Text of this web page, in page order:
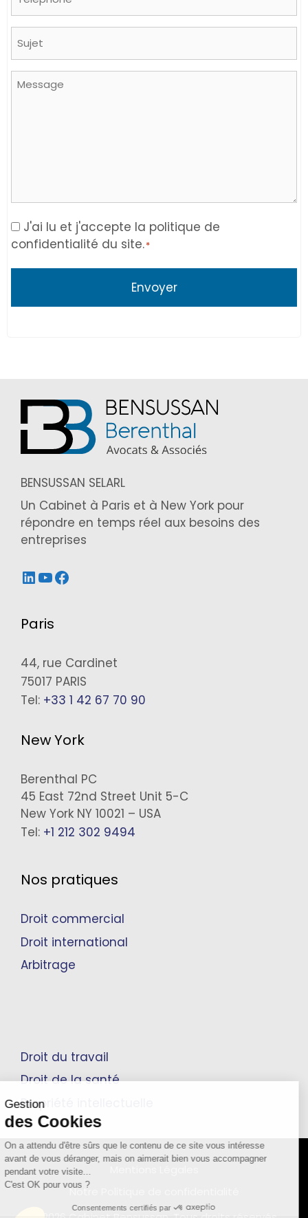
Message
Consent
*
J'ai lu et j'accepte la politique de
confidentialité du site.*
BENSUSSAN SELARL
Un Cabinet à Paris et à New York pour
répondre en temps réel aux besoins des
entreprises
LinkedIn
YouTube
Facebook
Paris
44, rue Cardinet
75017 PARIS
Tel: +33 1 42 67 70 90
New York
Berenthal PC
45 East 72nd Street Unit 5-C
New York NY 10021 – USA
Tel: +1 212 302 9494
Nos pratiques
Droit commercial
Droit international
Arbitrage
Droit du travail
Droit de la santé
Propriété intellectuelle
Notre Politique de confidentialité
Gestion
des Cookies
On a attendu d'être sûrs que le contenu de ce site vous intéresse
avant de vous déranger, mais on aimerait bien vous accompagner
pendant votre visite...
C'est OK pour vous ?
Consentements certifiés par